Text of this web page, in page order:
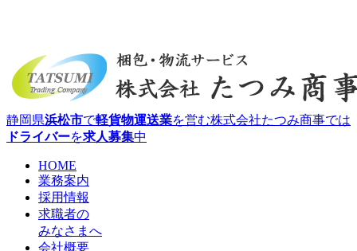
静岡県浜松市で軽貨物運送業を営む株式会社たつみ商事では
ドライバーを求人募集中
HOME
業務案内
採用情報
求職者の
みなさまへ
会社概要